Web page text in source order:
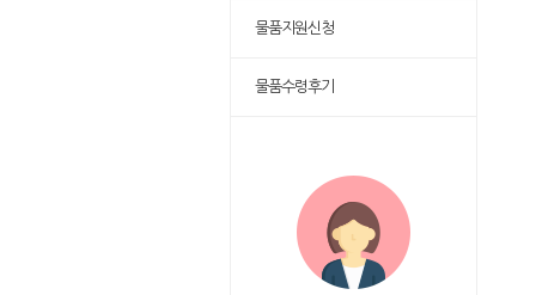
물품지원신청
물품수령후기